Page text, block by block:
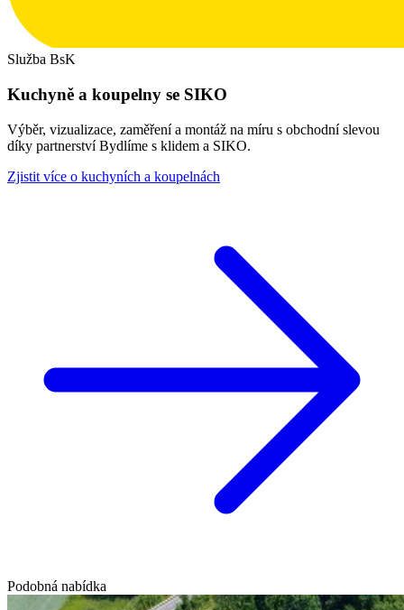
Služba BsK
Kuchyně a koupelny se SIKO
Výběr, vizualizace, zaměření a montáž na míru s obchodní slevou
díky partnerství Bydlíme s klidem a SIKO.
Zjistit více o kuchyních a koupelnách
Podobná nabídka